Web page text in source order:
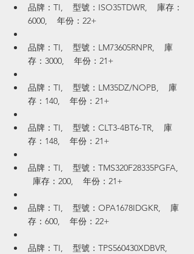
品牌：TI,    型號：ISO35TDWR,    庫存：
6000,    年份：22+
品牌：TI,    型號：LM73605RNPR,    庫
存：3000,    年份：21+
品牌：TI,    型號：LM35DZ/NOPB,    庫
存：140,    年份：21+
品牌：TI,    型號：CLT3-4BT6-TR,    庫
存：148,    年份：21+
品牌：TI,    型號：TMS320F28335PGFA,
  庫存：200,    年份：21+
品牌：TI,    型號：OPA1678IDGKR,    庫
存：600,    年份：22+
品牌：TI,    型號：TPS560430XDBVR,